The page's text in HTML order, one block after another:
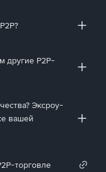
другие P2P-
Эксроу-
вашей
торговле